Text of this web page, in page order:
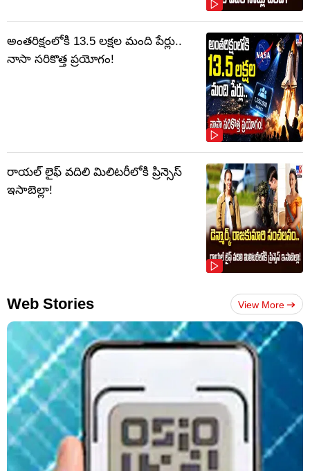
అంతరిక్షంలోకి 13.5 లక్షల మంది పేర్లు..
నాసా సరికొత్త ప్రయోగం!
రాయల్ లైఫ్ వదిలి మిలిటరీలోకి ప్రిన్సెస్
ఇసాబెల్లా!
Web Stories View More